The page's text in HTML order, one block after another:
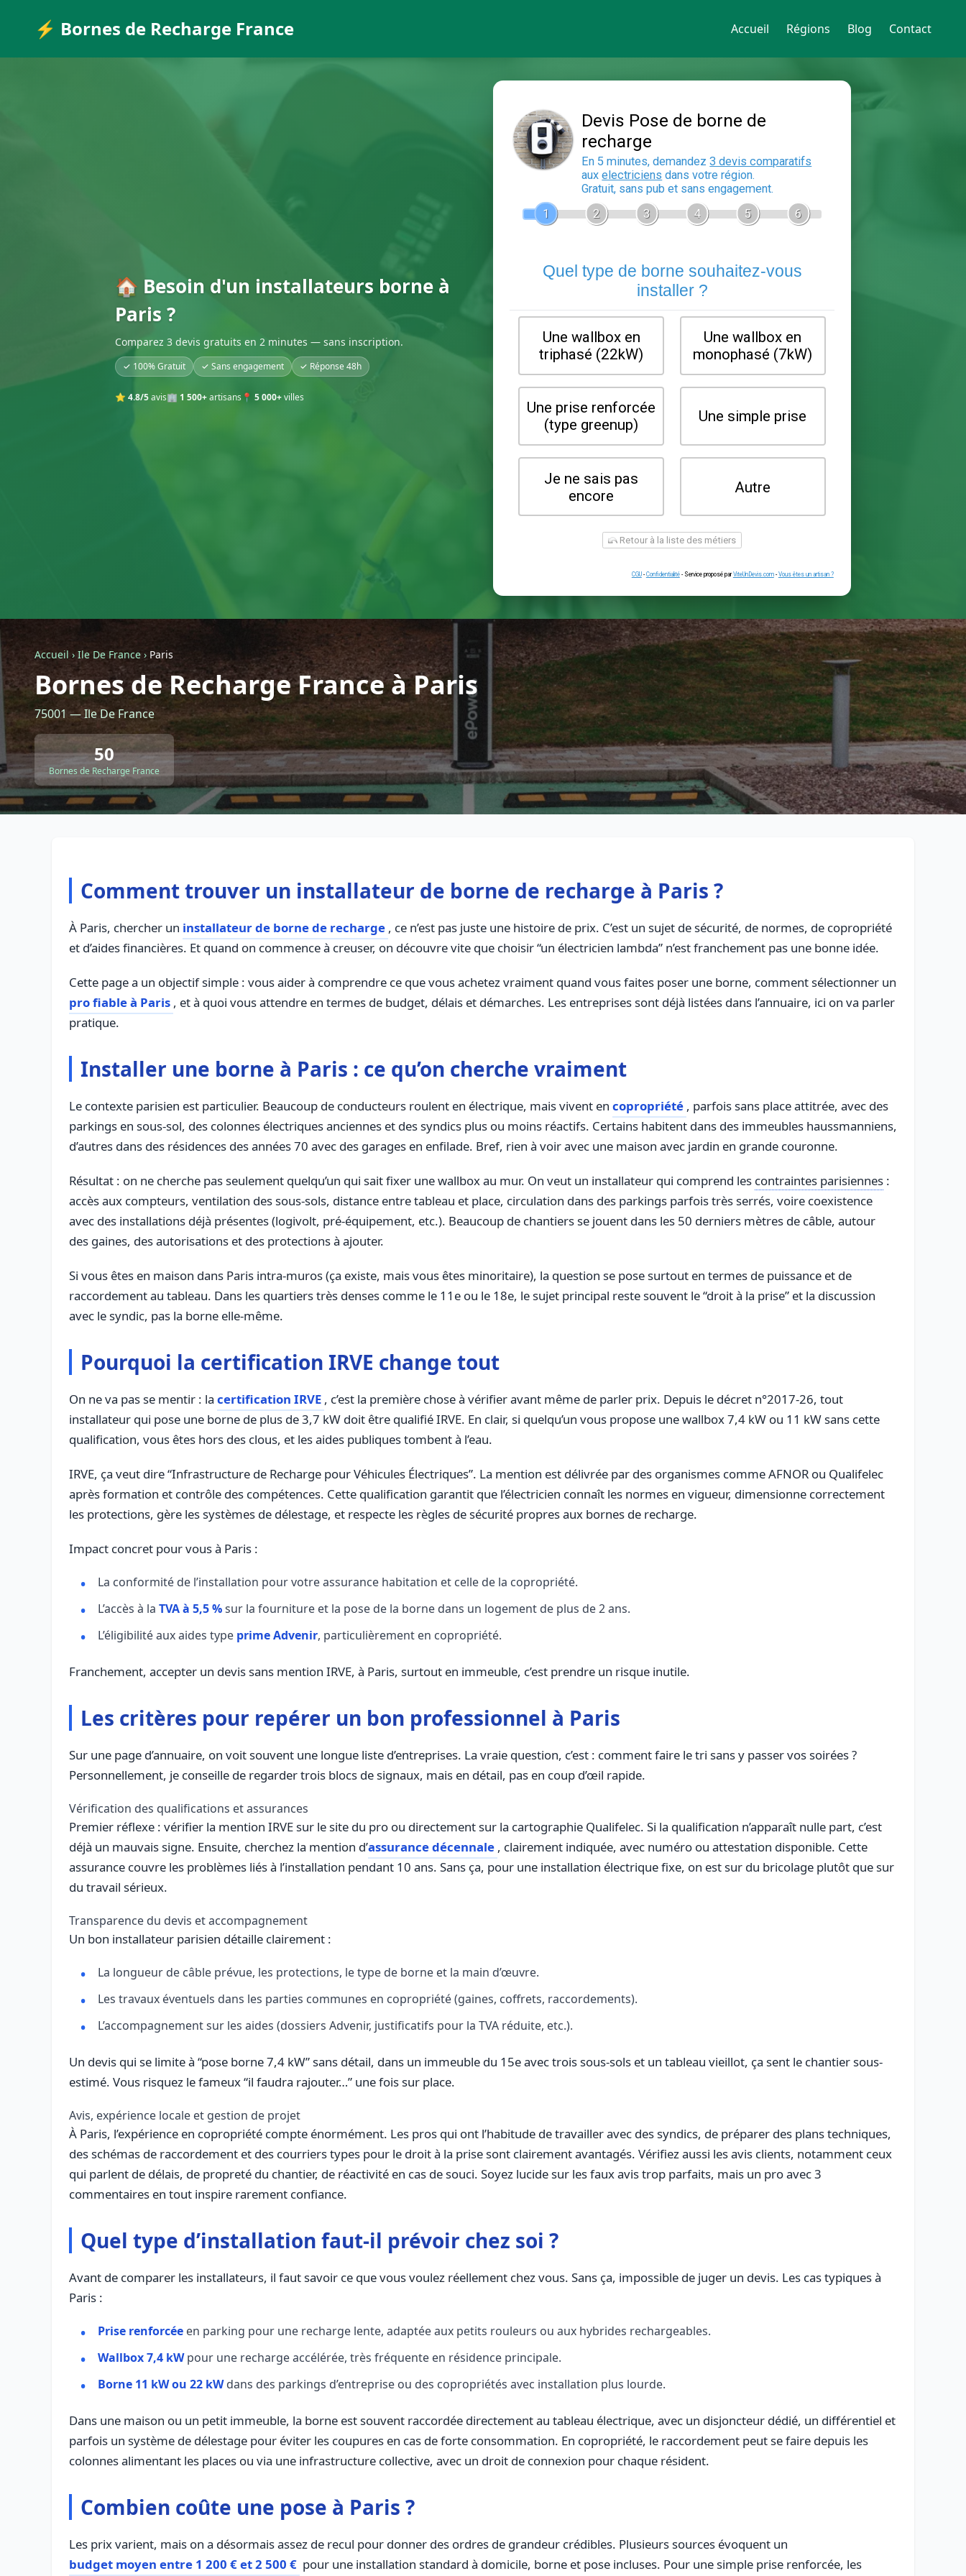
⚡ Bornes de Recharge France Accueil Régions Blog Contact
🏠 Besoin d'un installateurs borne à
Paris ?
Comparez 3 devis gratuits en 2 minutes — sans inscription.
✓ 100% Gratuit ✓ Sans engagement ✓ Réponse 48h
⭐ 4.8/5avis🏢 1 500+artisans 📍 5 000+villes
recharge
En 5 minutes, demandez
auxelectriciensdans votre région.
Gratuit, sans pub et sans engagement.
Quel type de borne souhaitez-
installer ?
Une wallbox en
Une prise renforcée
(type greenup)
Je ne sais pas
Retour à la liste des métiers
Confidentialité - Service proposé par ViteUnDevis.com-
Accueil › Ile De France › Paris
Bornes de Recharge France à Paris
75001 — Ile De France
50
Bornes de Recharge France
Comment trouver un installateur de borne de recharge à Paris ?
À Paris, chercher un installateur de borne de recharge , ce n’est pas juste une histoire de prix. C’est un sujet de sécurité, de normes, de copropriété
et d’aides financières. Et quand on commence à creuser, on découvre vite que choisir “un électricien lambda” n’est franchement pas une bonne idée.
Cette page a un objectif simple : vous aider à comprendre ce que vous achetez vraiment quand vous faites poser une borne, comment sélectionner un
pro fiable à Paris , et à quoi vous attendre en termes de budget, délais et démarches. Les entreprises sont déjà listées dans l’annuaire, ici on va parler
pratique.
Installer une borne à Paris : ce qu’on cherche vraiment
Le contexte parisien est particulier. Beaucoup de conducteurs roulent en électrique, mais vivent en copropriété , parfois sans place attitrée, avec des
parkings en sous-sol, des colonnes électriques anciennes et des syndics plus ou moins réactifs. Certains habitent dans des immeubles haussmanniens,
d’autres dans des résidences des années 70 avec des garages en enfilade. Bref, rien à voir avec une maison avec jardin en grande couronne.
Résultat : on ne cherche pas seulement quelqu’un qui sait fixer une wallbox au mur. On veut un installateur qui comprend les contraintes parisiennes :
accès aux compteurs, ventilation des sous-sols, distance entre tableau et place, circulation dans des parkings parfois très serrés, voire coexistence
avec des installations déjà présentes (logivolt, pré-équipement, etc.). Beaucoup de chantiers se jouent dans les 50 derniers mètres de câble, autour
des gaines, des autorisations et des protections à ajouter.
Si vous êtes en maison dans Paris intra-muros (ça existe, mais vous êtes minoritaire), la question se pose surtout en termes de puissance et de
raccordement au tableau. Dans les quartiers très denses comme le 11e ou le 18e, le sujet principal reste souvent le “droit à la prise” et la discussion
avec le syndic, pas la borne elle-même.
Pourquoi la certification IRVE change tout
On ne va pas se mentir : la certification IRVE , c’est la première chose à vérifier avant même de parler prix. Depuis le décret n°2017-26, tout
installateur qui pose une borne de plus de 3,7 kW doit être qualifié IRVE. En clair, si quelqu’un vous propose une wallbox 7,4 kW ou 11 kW sans cette
qualification, vous êtes hors des clous, et les aides publiques tombent à l’eau.
IRVE, ça veut dire “Infrastructure de Recharge pour Véhicules Électriques”. La mention est délivrée par des organismes comme AFNOR ou Qualifelec
après formation et contrôle des compétences. Cette qualification garantit que l’électricien connaît les normes en vigueur, dimensionne correctement
les protections, gère les systèmes de délestage, et respecte les règles de sécurité propres aux bornes de recharge.
Impact concret pour vous à Paris :
La conformité de l’installation pour votre assurance habitation et celle de la copropriété.
L’accès à la TVA à 5,5 %sur la fourniture et la pose de la borne dans un logement de plus de 2 ans.
L’éligibilité aux aides type prime Advenir, particulièrement en copropriété.
Franchement, accepter un devis sans mention IRVE, à Paris, surtout en immeuble, c’est prendre un risque inutile.
Les critères pour repérer un bon professionnel à Paris
Sur une page d’annuaire, on voit souvent une longue liste d’entreprises. La vraie question, c’est : comment faire le tri sans y passer vos soirées ?
Personnellement, je conseille de regarder trois blocs de signaux, mais en détail, pas en coup d’œil rapide.
Vérification des qualifications et assurances
Premier réflexe : vérifier la mention IRVE sur le site du pro ou directement sur la cartographie Qualifelec. Si la qualification n’apparaît nulle part, c’est
déjà un mauvais signe. Ensuite, cherchez la mention d’assurance décennale , clairement indiquée, avec numéro ou attestation disponible. Cette
assurance couvre les problèmes liés à l’installation pendant 10 ans. Sans ça, pour une installation électrique fixe, on est sur du bricolage plutôt que sur
du travail sérieux.
Transparence du devis et accompagnement
Un bon installateur parisien détaille clairement :
La longueur de câble prévue, les protections, le type de borne et la main d’œuvre.
Les travaux éventuels dans les parties communes en copropriété (gaines, coffrets, raccordements).
L’accompagnement sur les aides (dossiers Advenir, justificatifs pour la TVA réduite, etc.).
Un devis qui se limite à “pose borne 7,4 kW” sans détail, dans un immeuble du 15e avec trois sous-sols et un tableau vieillot, ça sent le chantier sous-
estimé. Vous risquez le fameux “il faudra rajouter…” une fois sur place.
Avis, expérience locale et gestion de projet
À Paris, l’expérience en copropriété compte énormément. Les pros qui ont l’habitude de travailler avec des syndics, de préparer des plans techniques,
des schémas de raccordement et des courriers types pour le droit à la prise sont clairement avantagés. Vérifiez aussi les avis clients, notamment ceux
qui parlent de délais, de propreté du chantier, de réactivité en cas de souci. Soyez lucide sur les faux avis trop parfaits, mais un pro avec 3
commentaires en tout inspire rarement confiance.
Quel type d’installation faut-il prévoir chez soi ?
Avant de comparer les installateurs, il faut savoir ce que vous voulez réellement chez vous. Sans ça, impossible de juger un devis. Les cas typiques à
Paris :
Prise renforcée en parking pour une recharge lente, adaptée aux petits rouleurs ou aux hybrides rechargeables.
Wallbox 7,4 kWpour une recharge accélérée, très fréquente en résidence principale.
Borne 11 kW ou 22 kWdans des parkings d’entreprise ou des copropriétés avec installation plus lourde.
Dans une maison ou un petit immeuble, la borne est souvent raccordée directement au tableau électrique, avec un disjoncteur dédié, un différentiel et
parfois un système de délestage pour éviter les coupures en cas de forte consommation. En copropriété, le raccordement peut se faire depuis les
colonnes alimentant les places ou via une infrastructure collective, avec un droit de connexion pour chaque résident.
Combien coûte une pose à Paris ?
Les prix varient, mais on a désormais assez de recul pour donner des ordres de grandeur crédibles. Plusieurs sources évoquent un
budget moyen entre 1 200 € et 2 500 € pour une installation standard à domicile, borne et pose incluses. Pour une simple prise renforcée, les